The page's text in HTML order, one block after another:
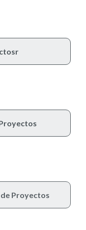
Proyectos